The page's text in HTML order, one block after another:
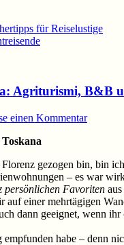
für Reiselustige
Agriturismi, B&B
einen Kommentar
gezogen bin, bin
– es war
persönlichen Favoriten
einer mehrtägigen
dann geeignet, wenn
empfunden habe – denn